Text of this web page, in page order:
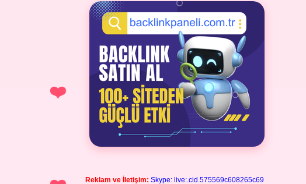
Reklam ve İletişim: Skype: live:.cid.575569c608265c69